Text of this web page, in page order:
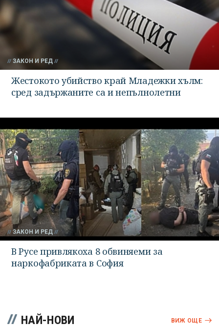
ЗАКОН И РЕД
Жестокото убийство край Младежки хълм:
сред задържаните са и непълнолетни
ЗАКОН И РЕД
В Русе привлякоха 8 обвиняеми за
наркофабриката в София
НАЙ-НОВИ ВИЖ ОЩЕ